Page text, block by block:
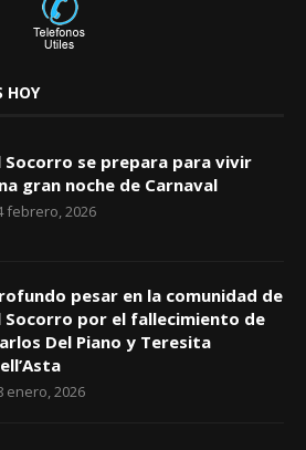
HOY
Socorro se prepara para vivir
gran noche de Carnaval
febrero, 2026
pesar en la comunidad de
Socorro por el fallecimiento de
Del Piano y Teresita
enero, 2026